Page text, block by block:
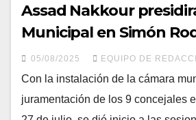
Assad Nakkour
Municipal en Simón
05/08/2025 EQUIPO DE
Con la instalación de la cámara
juramentación de los 9 concejales